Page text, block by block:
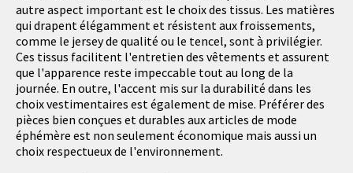
autre aspect important est le choix des tissus. Les matières
qui drapent élégamment et résistent aux froissements,
comme le jersey de qualité ou le tencel, sont à privilégier.
Ces tissus facilitent l'entretien des vêtements et assurent
que l'apparence reste impeccable tout au long de la
journée. En outre, l'accent mis sur la durabilité dans les
choix vestimentaires est également de mise. Préférer des
pièces bien conçues et durables aux articles de mode
éphémère est non seulement économique mais aussi un
choix respectueux de l'environnement.